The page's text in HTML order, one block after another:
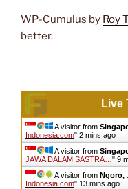
WP-Cumulus by Roy
better.
Live
A visitor from
Indonesia.com" 2 mins ago
A visitor from
JAWA DALAM SASTRA… " 9
A visitor from Ngoro,
Indonesia.com" 13 mins ago